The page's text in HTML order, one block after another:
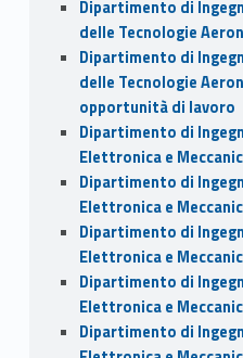
Dipartimento di
delle Tecnologie
Dipartimento di
delle Tecnologie
opportunità di lavoro
Dipartimento di
Elettronica e
Dipartimento di
Elettronica e
Dipartimento di
Elettronica e
Dipartimento di
Elettronica e
Dipartimento di